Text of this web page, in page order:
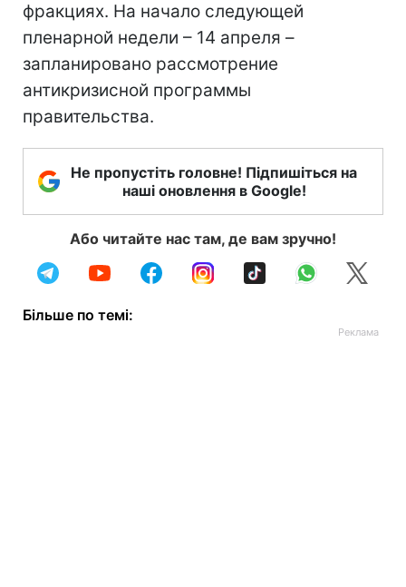
фракциях. На начало следующей
пленарной недели – 14 апреля –
запланировано рассмотрение
антикризисной программы
правительства.
Не пропустіть головне! Підпишіться на
наші оновлення в Google!
Або читайте нас там, де вам зручно!
Більше по темі: